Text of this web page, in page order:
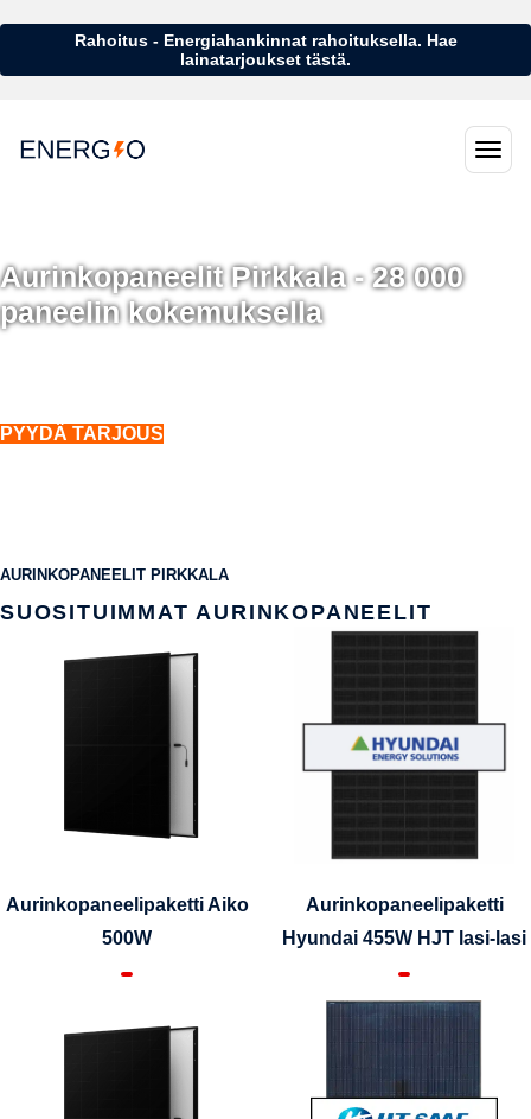
Rahoitus - Energiahankinnat rahoituksella. Hae
lainatarjoukset tästä.
Aurinkopaneelit Pirkkala - 28 000
paneelin kokemuksella
PYYDÄ TARJOUS
AURINKOPANEELIT PIRKKALA
SUOSITUIMMAT AURINKOPANEELIT
Aurinkopaneelipaketti Aiko
500W
Aurinkopaneelipaketti
Hyundai 455W HJT lasi-lasi